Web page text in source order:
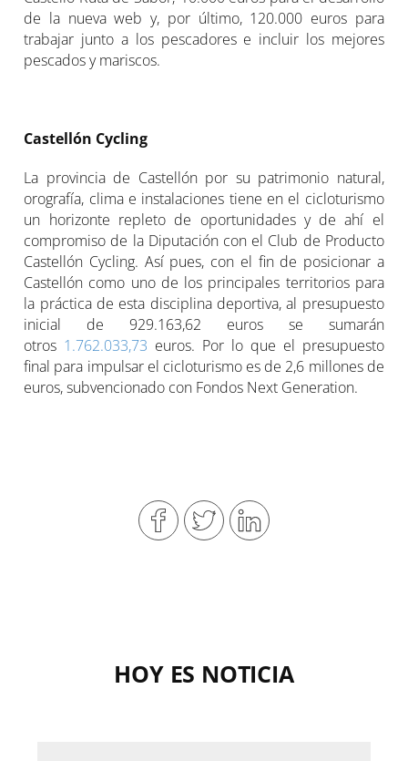
de la nueva web y, por último, 120.000 euros para
trabajar junto a los pescadores e incluir los mejores
pescados y mariscos.
Castellón Cycling
La provincia de Castellón por su patrimonio natural,
orografía, clima e instalaciones tiene en el cicloturismo
un horizonte repleto de oportunidades y de ahí el
compromiso de la Diputación con el Club de Producto
Castellón Cycling. Así pues, con el fin de posicionar a
Castellón como uno de los principales territorios para
la práctica de esta disciplina deportiva, al presupuesto
inicial de 929.163,62 euros se sumarán
otros 1.762.033,73 euros. Por lo que el presupuesto
final para impulsar el cicloturismo es de 2,6 millones de
euros, subvencionado con Fondos Next Generation.
HOY ES NOTICIA